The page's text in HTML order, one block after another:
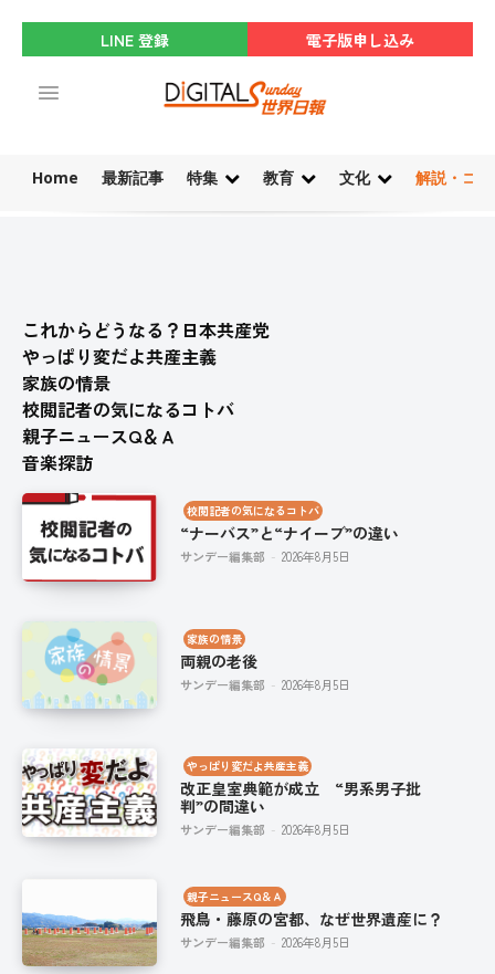
LINE 登録 電子版申し込み
Home 最新記事 特集 教育 文化 解説・コ
これからどうなる？日本共産党
やっぱり変だよ共産主義
家族の情景
校閲記者の気になるコトバ
親子ニュースQ＆Ａ
音楽探訪
校閲記者の気になるコトバ
“ナーバス”と“ナイーブ”の違い
サンデー編集部 - 2026年8月5日
家族の情景
両親の老後
サンデー編集部 - 2026年8月5日
やっぱり変だよ共産主義
改正皇室典範が成立 “男系男子批
判”の間違い
サンデー編集部 - 2026年8月5日
親子ニュースQ＆Ａ
飛鳥・藤原の宮都、なぜ世界遺産に？
サンデー編集部 - 2026年8月5日